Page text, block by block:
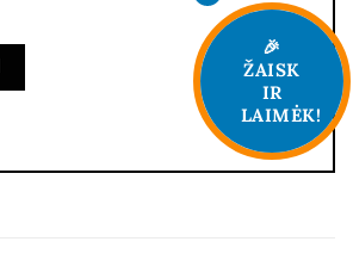
🎉
ŽAISK
IR
LAIMĖK!